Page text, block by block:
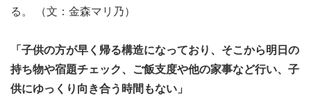
る。 （文：金森マリ乃）
「子供の方が早く帰る構造になっており、そこから明日の
持ち物や宿題チェック、ご飯支度や他の家事など行い、子
供にゆっくり向き合う時間もない」